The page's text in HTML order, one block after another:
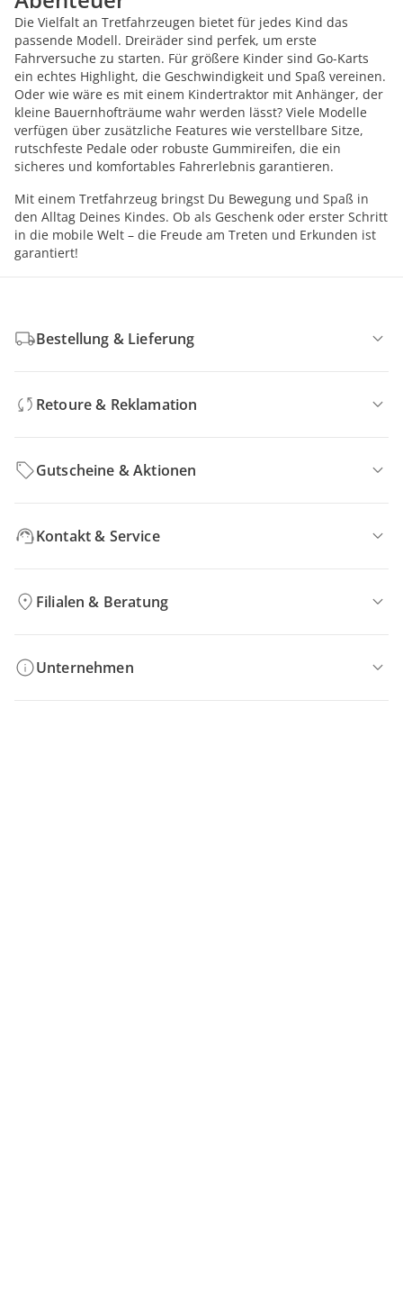
Die Vielfalt an Tretfahrzeugen bietet für jedes Kind das
passende Modell. Dreiräder sind perfek, um erste
Fahrversuche zu starten. Für größere Kinder sind Go-Karts
ein echtes Highlight, die Geschwindigkeit und Spaß vereinen.
Oder wie wäre es mit einem Kindertraktor mit Anhänger, der
kleine Bauernhofträume wahr werden lässt? Viele Modelle
verfügen über zusätzliche Features wie verstellbare Sitze,
rutschfeste Pedale oder robuste Gummireifen, die ein
sicheres und komfortables Fahrerlebnis garantieren.
Mit einem Tretfahrzeug bringst Du Bewegung und Spaß in
den Alltag Deines Kindes. Ob als Geschenk oder erster Schritt
in die mobile Welt – die Freude am Treten und Erkunden ist
garantiert!
Bestellung & Lieferung
Retoure & Reklamation
Gutscheine & Aktionen
Kontakt & Service
Filialen & Beratung
Unternehmen